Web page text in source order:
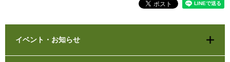
イベント・お知らせ